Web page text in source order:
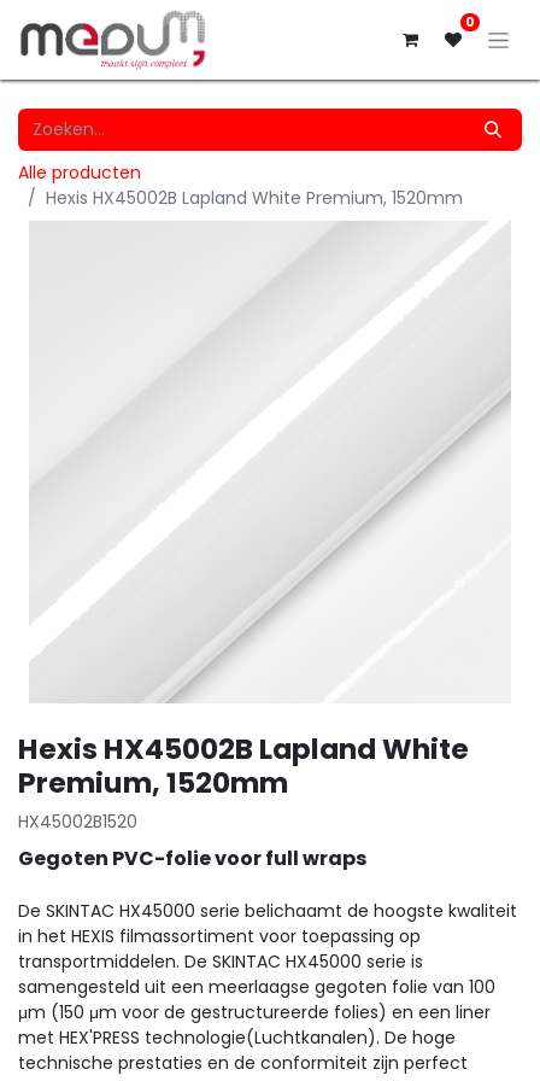
0
Alle producten
Hexis HX45002B Lapland White Premium, 1520mm
Hexis HX45002B Lapland White
Premium, 1520mm
HX45002B1520
Gegoten PVC-folie voor full wraps
De SKINTAC HX45000 serie belichaamt de hoogste kwaliteit
in het HEXIS filmassortiment voor toepassing op
transportmiddelen. De SKINTAC HX45000 serie is
samengesteld uit een meerlaagse gegoten folie van 100
μm (150 μm voor de gestructureerde folies) en een liner
met HEX'PRESS technologie(Luchtkanalen). De hoge
technische prestaties en de conformiteit zijn perfect